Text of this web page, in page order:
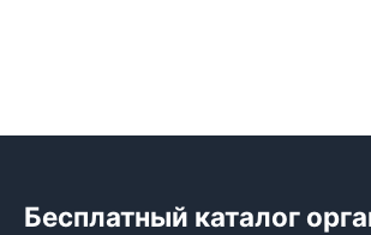
Бесплатный каталог